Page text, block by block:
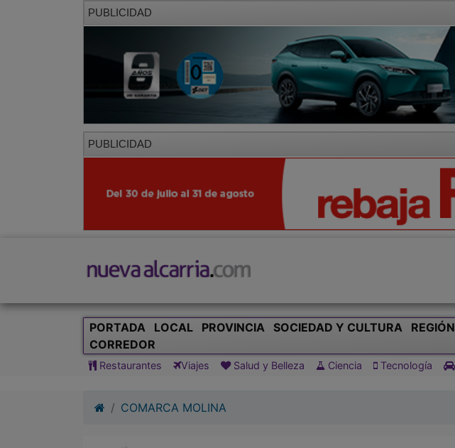
PUBLICIDAD
PUBLICIDAD
PORTADA LOCAL PROVINCIA SOCIEDAD Y CULTURA REGIÓN
CORREDOR
Restaurantes Viajes Salud y Belleza Ciencia Tecnología
COMARCA MOLINA